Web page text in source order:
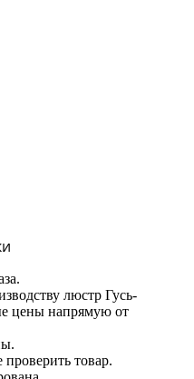
люстр Гусь-
цены напрямую от
товар.